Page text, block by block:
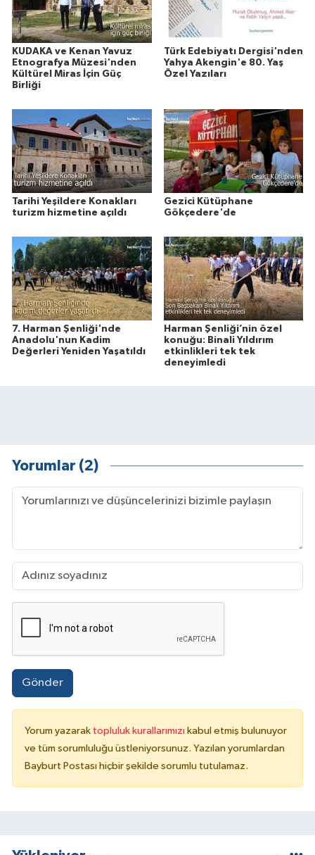
KUDAKA ve Kenan Yavuz
Etnografya Müzesi'nden
Kültürel Miras İçin Güç
Birliği
Türk Edebiyatı Dergisi'nden
Yahya Akengin'e 80. Yaş
Özel Yazıları
Tarihi Yeşildere Konakları
turizm hizmetine açıldı
Gezici Kütüphane
Gökçedere'de
7. Harman Şenliği'nde
Anadolu'nun Kadim
Değerleri Yeniden Yaşatıldı
Harman Şenliği’nin özel
konuğu: Binali Yıldırım
etkinlikleri tek tek
deneyimledi
Yorumlar (2)
Gönder
Yorum yazarak topluluk kurallarımızı kabul etmiş bulunuyor
ve tüm sorumluluğu üstleniyorsunuz. Yazılan yorumlardan
Bayburt Postası hiçbir şekilde sorumlu tutulamaz.